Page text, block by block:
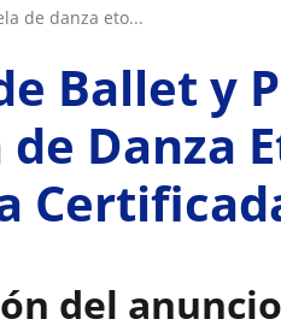
de danza eto...
Ballet y
de Danza
del anuncio